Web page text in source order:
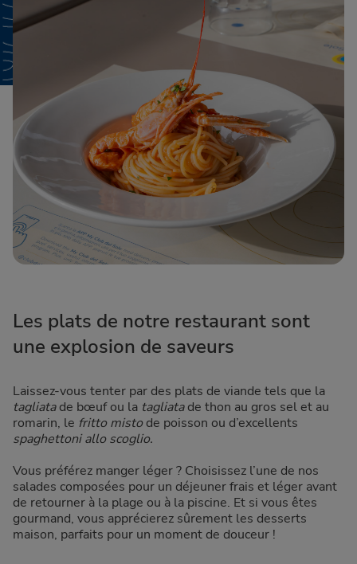
Les plats de notre restaurant sont
une explosion de saveurs
Laissez-vous tenter par des plats de viande tels que la
tagliatade bœuf ou la tagliatade thon au gros sel et au
romarin, le fritto mistode poisson ou d’excellents
spaghettoni allo scoglio.
Vous préférez manger léger ? Choisissez l’une de nos
salades composées pour un déjeuner frais et léger avant
de retourner à la plage ou à la piscine. Et si vous êtes
gourmand, vous apprécierez sûrement les desserts
maison, parfaits pour un moment de douceur !